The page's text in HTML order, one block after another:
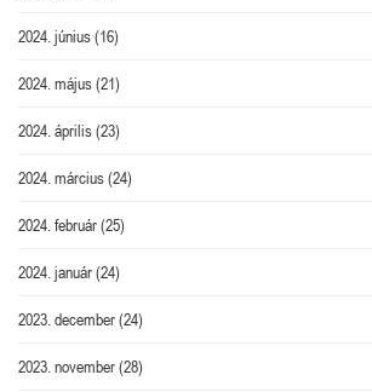
2024. június(16)
2024. május(21)
2024. április(23)
2024. március(24)
2024. február(25)
2024. január(24)
2023. december(24)
2023. november(28)